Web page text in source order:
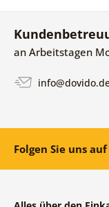
an Arbeitstagen
Folgen Sie uns auf